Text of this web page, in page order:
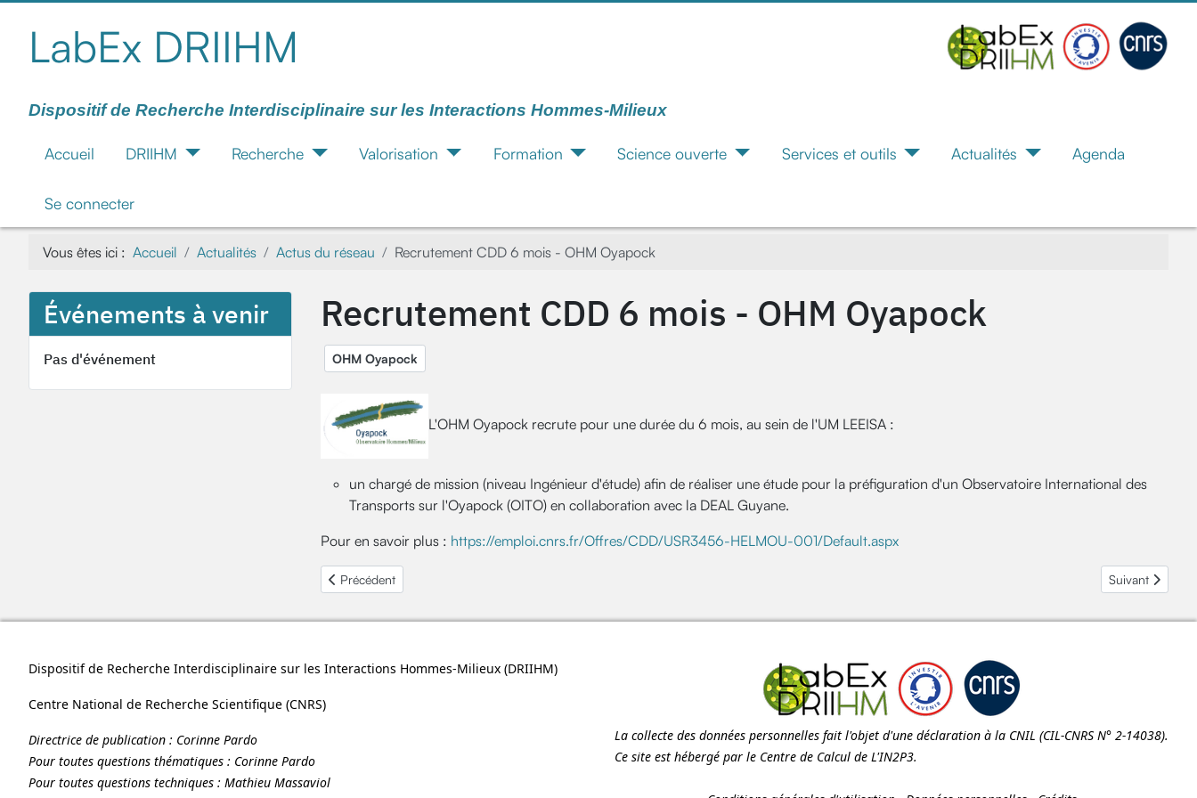
LabEx DRIIHM
Dispositif de Recherche Interdisciplinaire sur les Interactions Hommes-Milieux
Accueil DRIIHM Recherche Valorisation Formation Science ouverte Services et outils Actualités Agenda
Se connecter
Vous êtes ici : Accueil Actualités Actus du réseau Recrutement CDD 6 mois - OHM Oyapock
Événements à venir
Pas d'événement
Recrutement CDD 6 mois - OHM Oyapock
OHM Oyapock
L'OHM Oyapock recrute pour une durée du 6 mois, au sein de l'UM LEEISA :
un chargé de mission (niveau Ingénieur d'étude) afin de réaliser une étude pour la préfiguration d'un Observatoire International des
Transports sur l'Oyapock (OITO) en collaboration avec la DEAL Guyane.
Pour en savoir plus : https://emploi.cnrs.fr/Offres/CDD/USR3456-HELMOU-001/Default.aspx
Article précédent : Prochain séminaire de l'OHM Bassin Minier de Provence : Programme et inscriptions
Précédent Article suivant :
Suivant
Dispositif de Recherche Interdisciplinaire sur les Interactions Hommes-Milieux (DRIIHM)
Centre National de Recherche Scientifique (CNRS)
Directrice de publication : Corinne Pardo
Pour toutes questions thématiques : Corinne Pardo
Pour toutes questions techniques : Mathieu Massaviol
La collecte des données personnelles fait l'objet d'une déclaration à la CNIL (CIL-CNRS N° 2-14038).
Ce site est hébergé par le Centre de Calcul de L'IN2P3.